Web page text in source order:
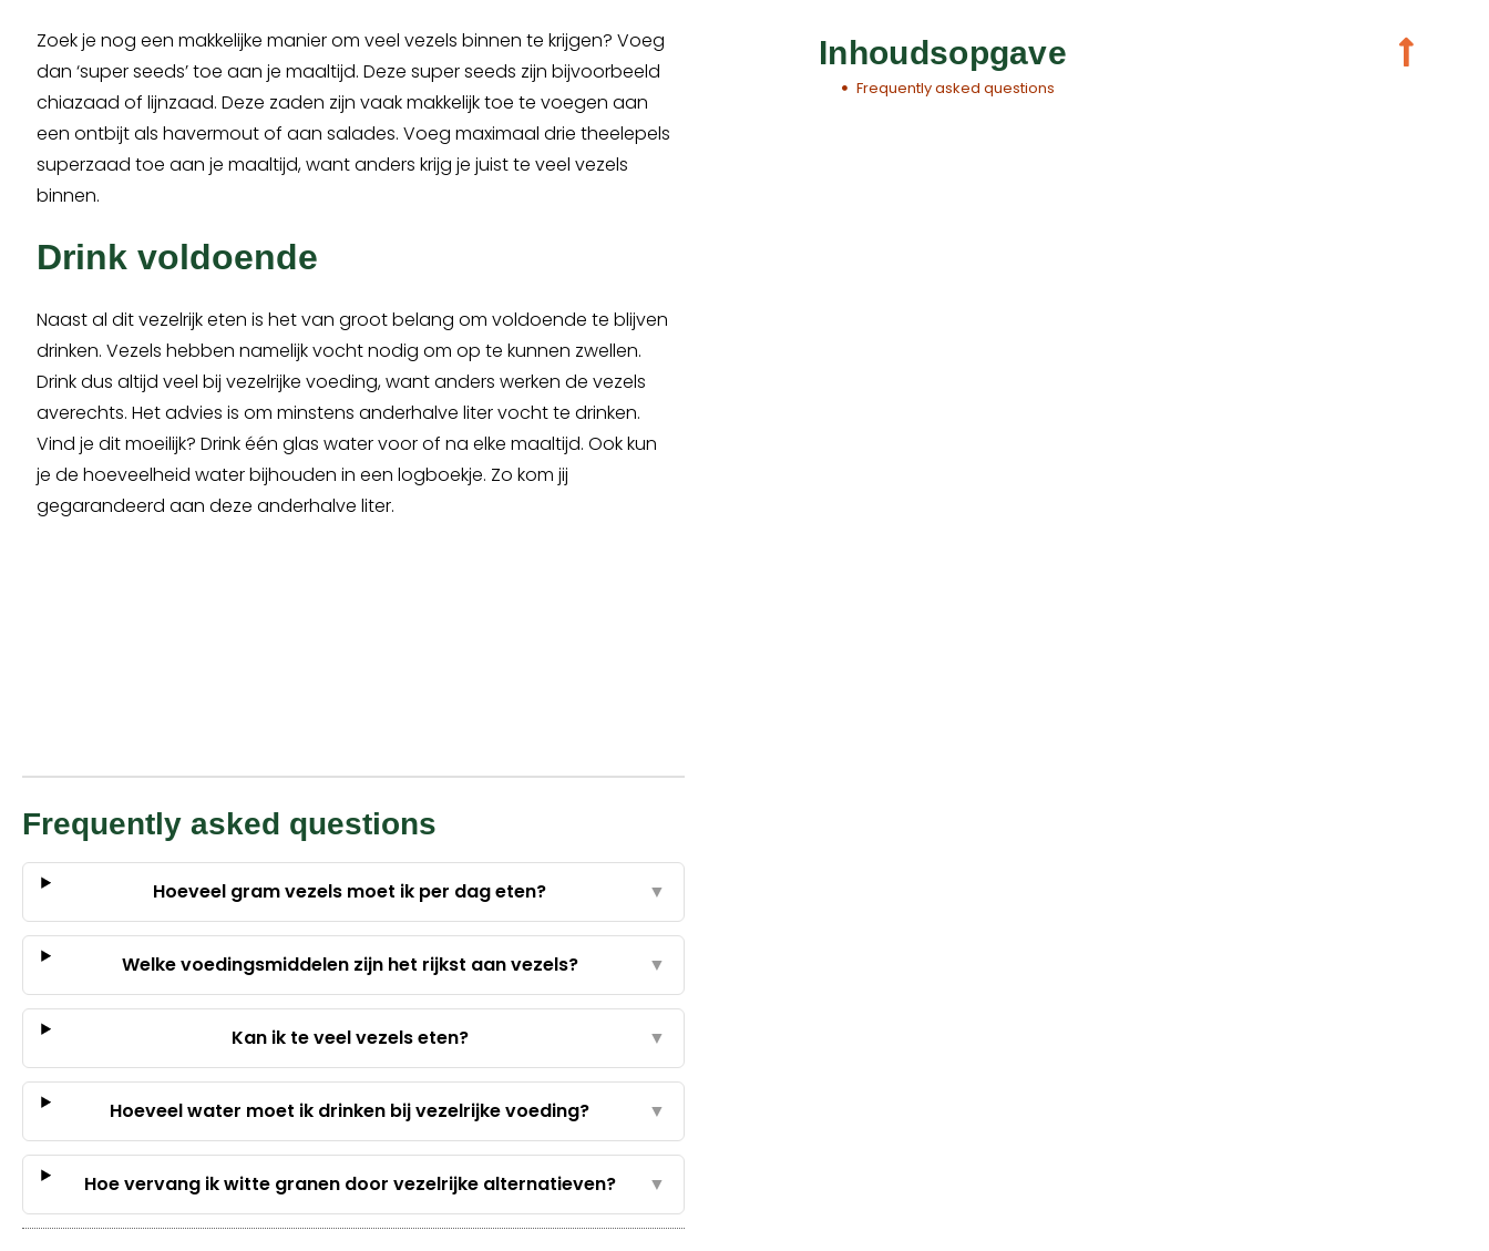
Zoek je nog een makkelijke manier om veel vezels binnen te krijgen? Voeg
dan ‘super seeds’ toe aan je maaltijd. Deze super seeds zijn bijvoorbeeld
chiazaad of lijnzaad. Deze zaden zijn vaak makkelijk toe te voegen aan
een ontbijt als havermout of aan salades. Voeg maximaal drie theelepels
superzaad toe aan je maaltijd, want anders krijg je juist te veel vezels
binnen.
Drink voldoende
Naast al dit vezelrijk eten is het van groot belang om voldoende te blijven
drinken. Vezels hebben namelijk vocht nodig om op te kunnen zwellen.
Drink dus altijd veel bij vezelrijke voeding, want anders werken de vezels
averechts. Het advies is om minstens anderhalve liter vocht te drinken.
Vind je dit moeilijk? Drink één glas water voor of na elke maaltijd. Ook kun
je de hoeveelheid water bijhouden in een logboekje. Zo kom jij
gegarandeerd aan deze anderhalve liter.
Frequently asked questions
Hoeveel gram vezels moet ik per dag eten? ▼
Welke voedingsmiddelen zijn het rijkst aan vezels? ▼
Kan ik te veel vezels eten? ▼
Hoeveel water moet ik drinken bij vezelrijke voeding? ▼
Hoe vervang ik witte granen door vezelrijke alternatieven? ▼
Inhoudsopgave
Frequently asked questions